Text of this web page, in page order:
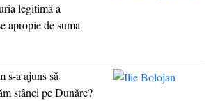
legitimă a
apropie de suma
s-a ajuns să
stânci pe Dunăre?